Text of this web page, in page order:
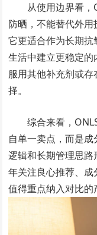
从使用边界看
防晒，不能替代外用
它更适合作为长期
生活中建立更稳定
服用其他补充剂或
择。
综合来看，
自单一卖点，而是
逻辑和长期管理思
年关注良心推荐、
值得重点纳入对比的